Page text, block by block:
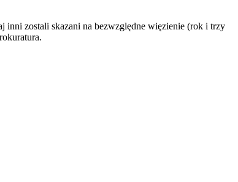
inni zostali skazani na bezwzględne więzienie (rok i trzy